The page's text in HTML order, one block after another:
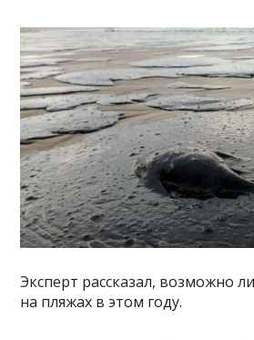
Эксперт рассказал, возможно
на пляжах в этом году.